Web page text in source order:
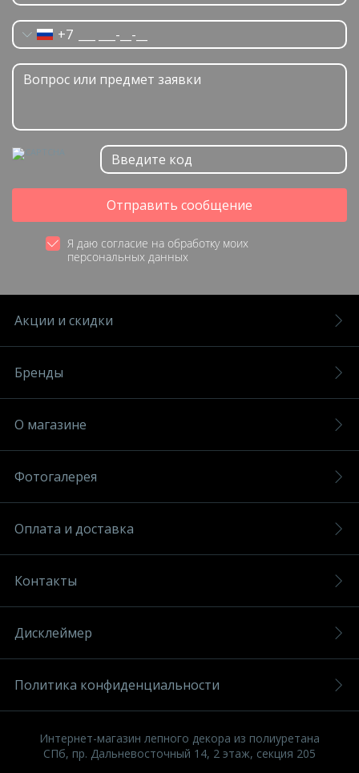
+7
Отправить сообщение
Я даю согласие на обработку моих
персональных данных
Акции и скидки
Бренды
О магазине
Фотогалерея
Оплата и доставка
Контакты
Дисклеймер
Политика конфиденциальности
Интернет-магазин лепного декора из полиуретана
СПб, пр. Дальневосточный 14, 2 этаж, секция 205